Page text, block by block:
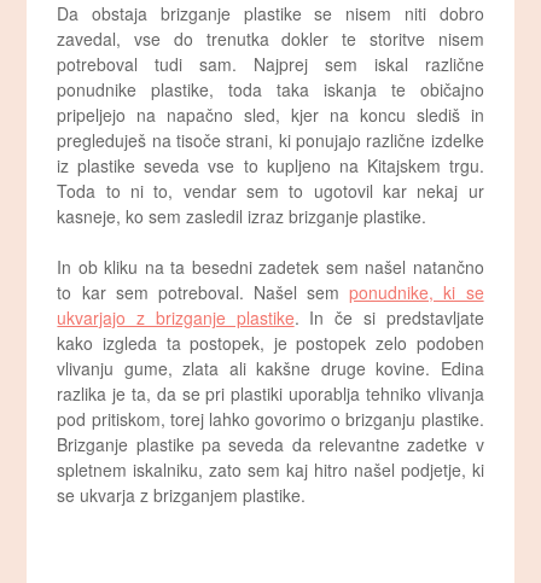
Da obstaja brizganje plastike se nisem niti dobro
zavedal, vse do trenutka dokler te storitve nisem
potreboval tudi sam. Najprej sem iskal različne
ponudnike plastike, toda taka iskanja te običajno
pripeljejo na napačno sled, kjer na koncu slediš in
pregleduješ na tisoče strani, ki ponujajo različne izdelke
iz plastike seveda vse to kupljeno na Kitajskem trgu.
Toda to ni to, vendar sem to ugotovil kar nekaj ur
kasneje, ko sem zasledil izraz brizganje plastike.
In ob kliku na ta besedni zadetek sem našel natančno
to kar sem potreboval. Našel semponudnike, ki se
ukvarjajo z brizganje plastike. In če si predstavljate
kako izgleda ta postopek, je postopek zelo podoben
vlivanju gume, zlata ali kakšne druge kovine. Edina
razlika je ta, da se pri plastiki uporablja tehniko vlivanja
pod pritiskom, torej lahko govorimo o brizganju plastike.
Brizganje plastike pa seveda da relevantne zadetke v
spletnem iskalniku, zato sem kaj hitro našel podjetje, ki
se ukvarja z brizganjem plastike.